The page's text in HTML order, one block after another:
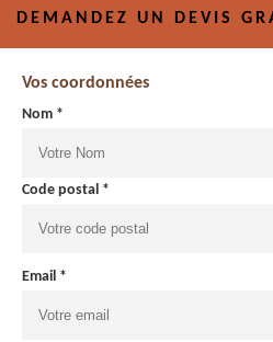
DEMANDEZ UN DEVIS
Vos coordonnées
Nom *
Code postal *
Email *